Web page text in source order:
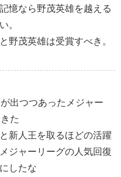
憶なら野茂英雄を越える
。
野茂英雄は受賞すべき。
出つつあったメジャー
た
新人王を取るほどの活躍
ジャーリーグの人気回復
したな